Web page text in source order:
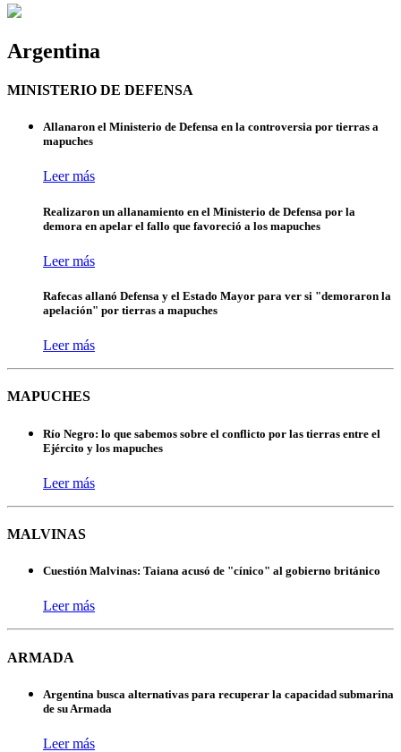
Argentina
MINISTERIO DE DEFENSA
Allanaron el Ministerio de Defensa en la controversia por tierras a
mapuches
Leer más
Realizaron un allanamiento en el Ministerio de Defensa por la
demora en apelar el fallo que favoreció a los mapuches
Leer más
Rafecas allanó Defensa y el Estado Mayor para ver si "demoraron la
apelación" por tierras a mapuches
Leer más
MAPUCHES
Río Negro: lo que sabemos sobre el conflicto por las tierras entre el
Ejército y los mapuches
Leer más
MALVINAS
Cuestión Malvinas: Taiana acusó de "cínico" al gobierno británico
Leer más
ARMADA
Argentina busca alternativas para recuperar la capacidad submarina
de su Armada
Leer más